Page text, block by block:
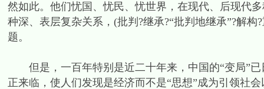
然如此。他们忧国、忧民、忧世界，在现代、后现代
种深、表层复杂关系，(批判?继承?“批判地继承”?解
题。
但是，一百年特别是近二十年来，中国的“变局”已
正来临，使人们发现是经济而不是“思想”成为引领社